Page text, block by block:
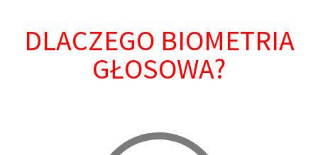
DLACZEGO BIOMETRIA
GŁOSOWA?